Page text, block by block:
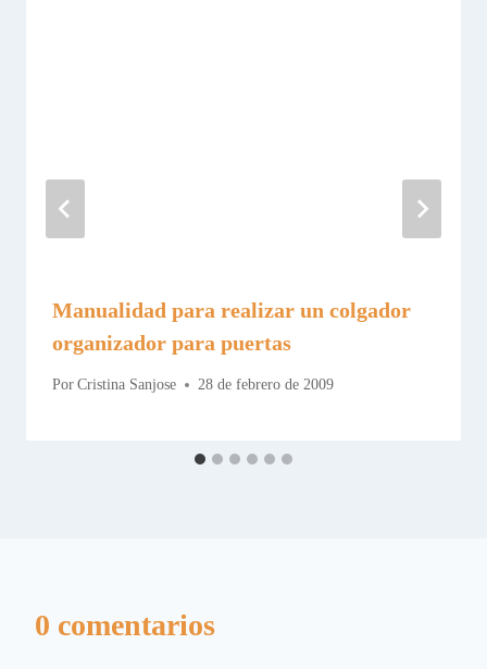
Manualidad para realizar un colgador
organizador para puertas
Por Cristina Sanjose 28 de febrero de 2009
0 comentarios